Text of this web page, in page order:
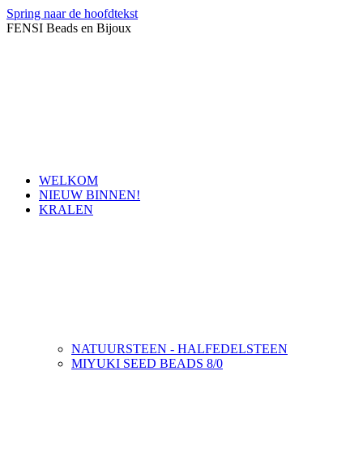
Spring naar de hoofdtekst
FENSI Beads en Bijoux
WELKOM
NIEUW BINNEN!
KRALEN
NATUURSTEEN - HALFEDELSTEEN
MIYUKI SEED BEADS 8/0